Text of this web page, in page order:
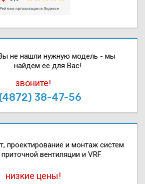
не нашли нужную модель - мы
найдем ее для Вас!
звоните!
38-47-56
проектирова­ние и монтаж систем
приточной вентиляции и VRF
низкие цены!